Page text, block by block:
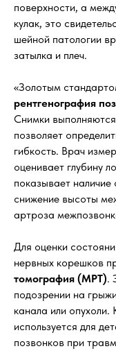
поверхности, а
кулак, это
шейной патологии
затылка и плеч.
«Золотым
рентгенография
Снимки
позволяет
гибкость. Врач
оценивает глубину
показывает
снижение высоты
артроза
Для оценки
нервных корешков
томография (МРТ).
подозрении на
канала или
используется для
позвонков при